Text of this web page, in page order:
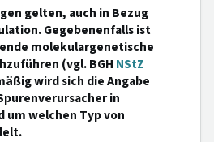
gelten, auch in Bezug
Gegebenenfalls ist
molekulargenetische
(vgl. BGH NStZ
wird sich die Angabe
in
welchen Typ von